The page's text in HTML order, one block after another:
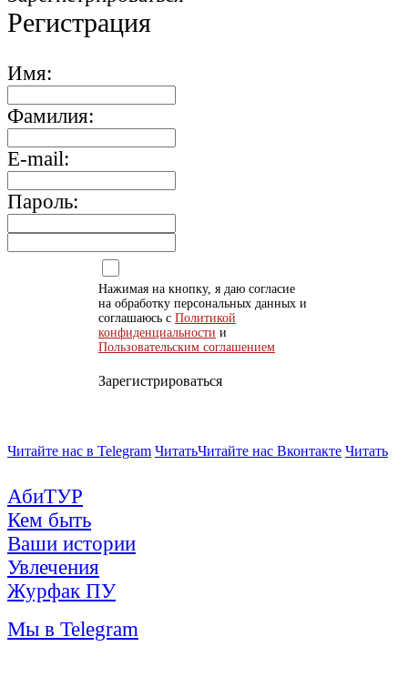
Регистрация
Имя:
Фамилия:
E-mail:
Пароль:
Нажимая на кнопку, я даю согласие
на обработку персональных данных и
соглашаюсь с Политикой
конфиденциальности и
Пользовательским соглашением
Зарегистрироваться
Читайте нас в Telegram ЧитатьЧитайте нас Вконтакте Читать
АбиТУР
Кем быть
Ваши истории
Увлечения
Журфак ПУ
Мы в Telegram